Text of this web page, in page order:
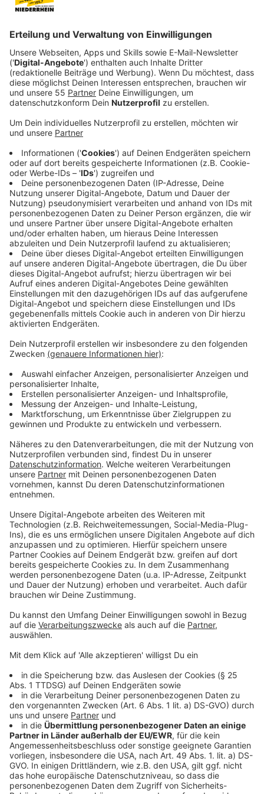
Veröffentlicht:
Anzeige
Gemeinsam sind die vier in einer Welt unterwegs, die
nach einer Zombieapokalypse völlig verwahrlost ist.
Beispiel das Weiße Haus für sich alleine hat, es kann
Als Little Rock und Wichita gemeinsam durchbrennen,
müssen Columbus und Tallahassee auf einmal alleine
zurechtkommen. Doch Columbus hat nur noch Augen
für Madison (Zoey Deutch). Die zwar sehr hübsch ist,
aber auch durchaus auch sehr dümmlich. Erst als
Wichita zurückkehrt, muss sich die Truppe wieder
zusammenraufen. Little Rock ist mit dem Kiffer
Berkeley (Avan Jogia) abgehauen und Wichita benötigt
Hilfe bei der Suche. Doch diese Suche wird durch neue
Zombies, die sich weiterentwickelt haben und durch
andere Überlebende zunehmend erschwert.
Die Untoten haben sich weiterentwickelt. Für unsere
vier Zombiejäger wird das zu einem echten Problem.
Anzeige
© Copyright 2019 Sony Pictures Entertainment
Deutschland GmbH
Tallahassee hat wieder nur Augen für die Frauen.
Anzeige
©
Copyright 2019 Sony Pictures Entertainment
Deutschland GmbH
Auch als zombiemordender Elvis macht sich
Tallahassee ganz gut.
Anzeige